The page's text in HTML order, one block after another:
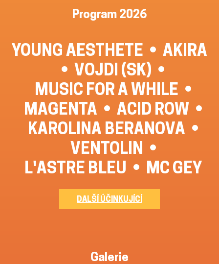
Program 2026
YOUNG AESTHETE
AKIRA
VOJDI (SK)
MUSIC FOR A WHILE
MAGENTA
ACID ROW
KAROLINA BERANOVA
VENTOLIN
L'ASTRE BLEU
MC GEY
DALŠÍ ÚČINKUJÍCÍ
Galerie